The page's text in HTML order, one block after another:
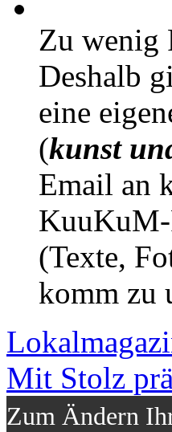
Zu wenig
Deshalb
eine
(kunst
Email an
KuuKuM-
(Texte,
komm zu
Mit Stolz
Zum Ändern